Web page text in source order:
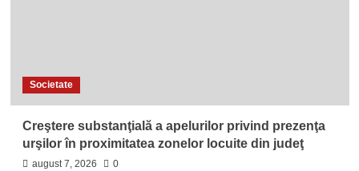
Societate
Creştere substanţială a apelurilor privind prezenţa
urşilor în proximitatea zonelor locuite din judeţ
august 7, 2026 0